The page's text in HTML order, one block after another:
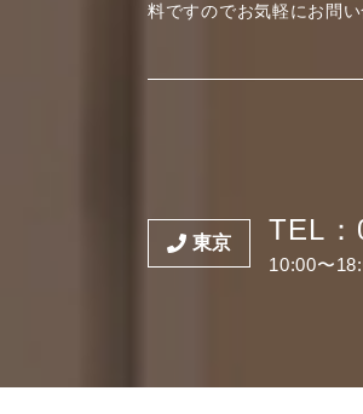
料ですのでお気軽にお問い
東京 TEL
10:00〜